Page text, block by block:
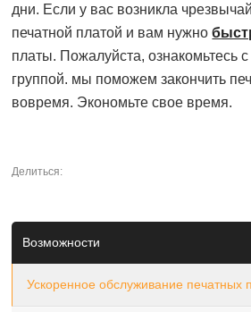
дни. Если у вас возникла
печатной платой и вам нужно
платы. Пожалуйста, ознакомьтесь
группой. мы поможем закончить
вовремя. Экономьте свое время.
Делиться:
Возможности
Ускоренное обслуживание печатных